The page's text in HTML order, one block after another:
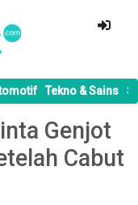
Tekno & Sains
Genjot
Cabut